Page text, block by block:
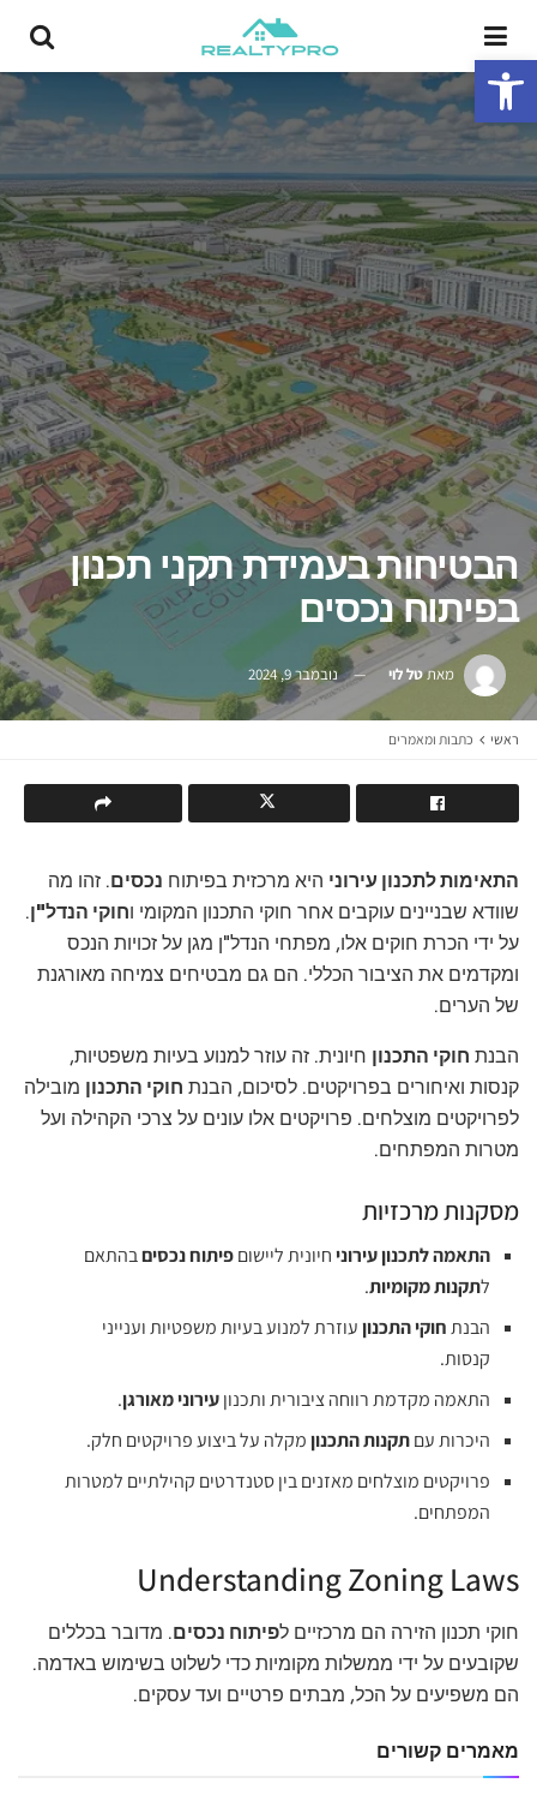
פתח סרגל נגישות
הבטיחות בעמידת תקני תכנון
בפיתוח נכסים
מאתטל לוי נובמבר 9, 2024
ראשי כתבות ומאמרים
התאימות לתכנון עירוני היא מרכזית בפיתוח נכסים. זהו מה
שוודא שבניינים עוקבים אחר חוקי התכנון המקומי וחוקי הנדל"ן.
על ידי הכרת חוקים אלו, מפתחי הנדל"ן מגן על זכויות הנכס
ומקדמים את הציבור הכללי. הם גם מבטיחים צמיחה מאורגנת
של הערים.
הבנת חוקי התכנון חיונית. זה עוזר למנוע בעיות משפטיות,
קנסות ואיחורים בפרויקטים. לסיכום, הבנת חוקי התכנון מובילה
לפרויקטים מוצלחים. פרויקטים אלו עונים על צרכי הקהילה ועל
מטרות המפתחים.
מסקנות מרכזיות
התאמה לתכנון עירוניחיונית ליישוםפיתוח נכסיםבהתאם
לתקנות מקומיות.
הבנתחוקי התכנוןעוזרת למנוע בעיות משפטיות וענייני
קנסות.
התאמה מקדמת רווחה ציבורית ותכנוןעירוני מאורגן.
היכרות עםתקנות התכנוןמקלה על ביצוע פרויקטים חלק.
פרויקטים מוצלחים מאזנים בין סטנדרטים קהילתיים למטרות
המפתחים.
Understanding Zoning Laws
חוקי תכנון הזירה הם מרכזיים לפיתוח נכסים. מדובר בכללים
שקובעים על ידי ממשלות מקומיות כדי לשלוט בשימוש באדמה.
הם משפיעים על הכל, מבתים פרטיים ועד עסקים.
מאמרים קשורים